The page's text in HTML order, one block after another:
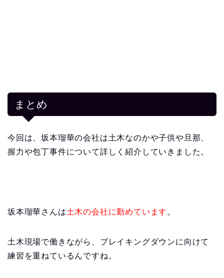
まとめ
今回は、坂本瑠華の会社は土木なのかや子供や旦那、
握力や包丁事件について詳しく紹介していきました。
坂本瑠華さんは土木の会社に勤めています 。
土木現場で働きながら、ブレイキングダウンに向けて
練習を重ねているんですね。